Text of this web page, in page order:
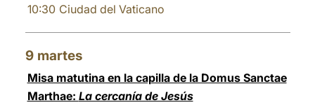
10:30 Ciudad del Vaticano
9 martes
Misa matutina en la capilla de la Domus Sanctae
Marthae: La cercanía de Jesús